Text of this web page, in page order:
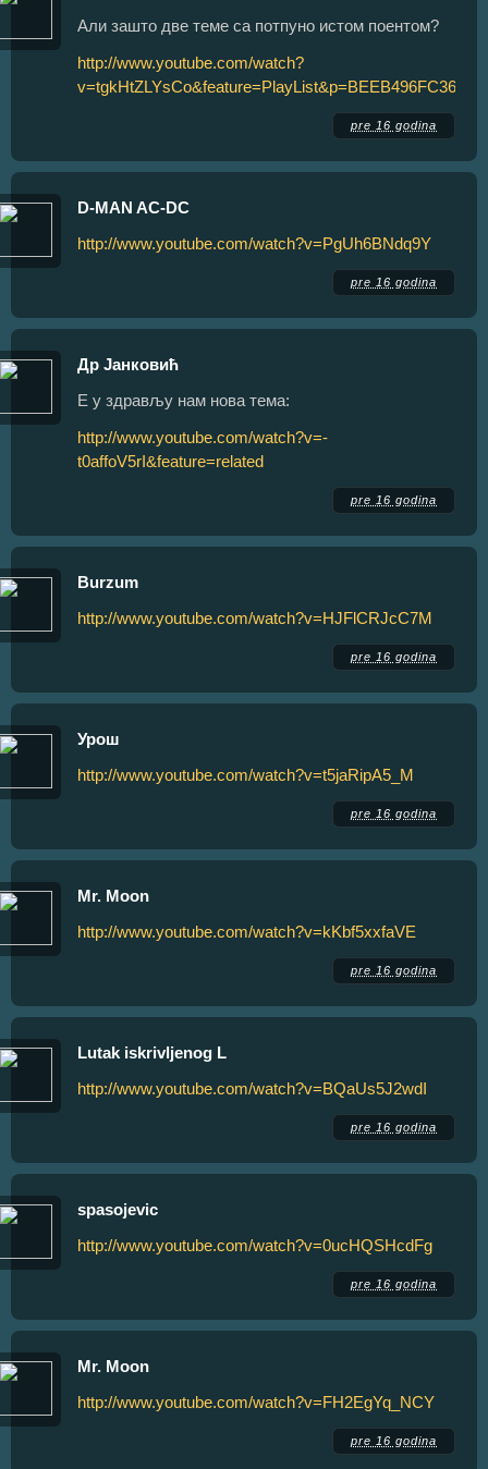
Али зашто две теме са потпуно истом поентом?
http://www.youtube.com/watch?
pre 16 godina
D-MAN AC-DC
http://www.youtube.com/watch?v=PgUh6BNdq9Y
pre 16 godina
Др Јанковић
Е у здрављу нам нова тема:
http://www.youtube.com/watch?v=-
t0affoV5rI&feature=related
pre 16 godina
Burzum
http://www.youtube.com/watch?v=HJFlCRJcC7M
pre 16 godina
Урош
http://www.youtube.com/watch?v=t5jaRipA5_M
pre 16 godina
Mr. Moon
http://www.youtube.com/watch?v=kKbf5xxfaVE
pre 16 godina
Lutak iskrivljenog L
http://www.youtube.com/watch?v=BQaUs5J2wdI
pre 16 godina
spasojevic
http://www.youtube.com/watch?v=0ucHQSHcdFg
pre 16 godina
Mr. Moon
http://www.youtube.com/watch?v=FH2EgYq_NCY
pre 16 godina